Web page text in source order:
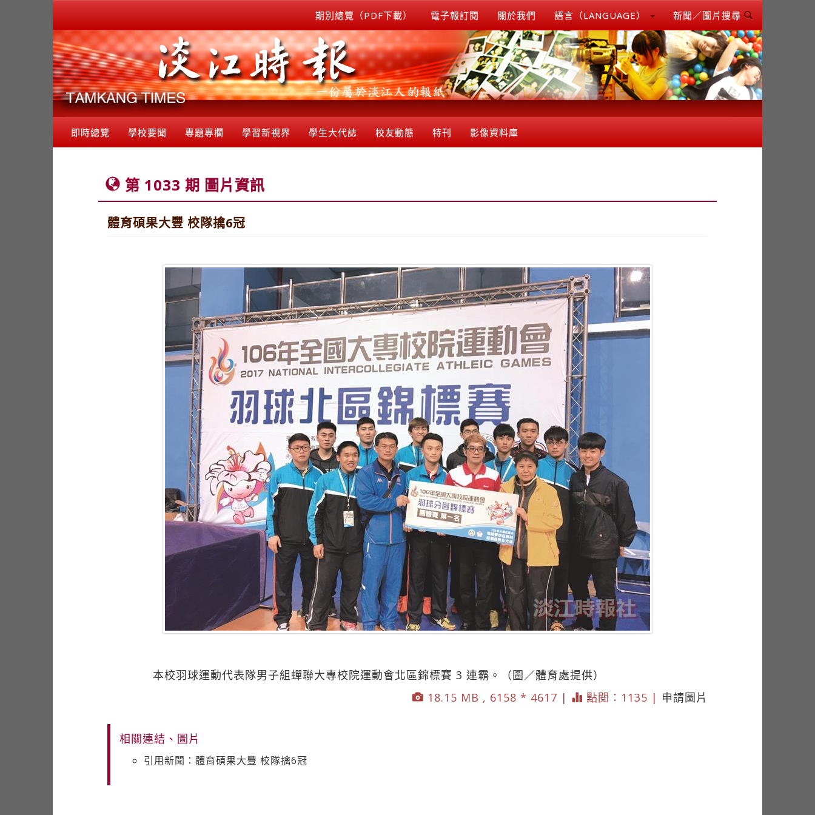
期別總覽（PDF下載） 電子報訂閱 關於我們 語言（LANGUAGE） 新聞／圖片搜尋
即時總覽 學校要聞 專題專欄 學習新視界 學生大代誌 校友動態 特刊 影像資料庫
第 1033 期 圖片資訊
體育碩果大豐 校隊擒6冠
本校羽球運動代表隊男子組蟬聯大專校院運動會北區錦標賽 3 連霸。（圖／體育處提供）
18.15 MB , 6158 * 4617 |
點閱：1135 | 申請圖片
相關連結、圖片
引用新聞：體育碩果大豐 校隊擒6冠